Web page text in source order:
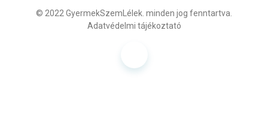
© 2022 GyermekSzemLélek. minden jog fenntartva.
Adatvédelmi tájékoztató